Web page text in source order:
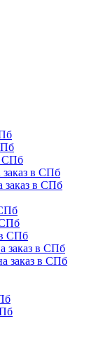
СПб
в СПб
заказ в СПб
СПб
СПб
заказ в СПб
заказ в СПб